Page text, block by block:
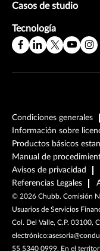
Casos de studio
Tecnología
Condiciones generales
Información sobre
Productos básicos
Manual de
Avisos de privacidad
Referencias Legales
© 2026 Chubb. Comisión
Usuarios de Servicios
Col. Del Valle, C.P. 03100,
55 5340 0999, En el